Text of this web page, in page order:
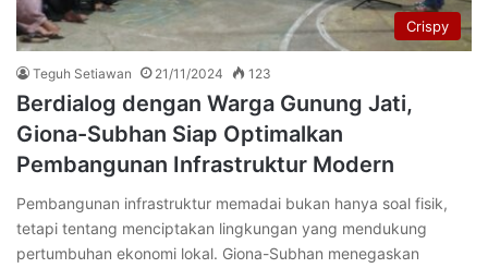
Crispy
Teguh Setiawan 21/11/2024 123
Berdialog dengan Warga Gunung Jati,
Giona-Subhan Siap Optimalkan
Pembangunan Infrastruktur Modern
Pembangunan infrastruktur memadai bukan hanya soal fisik,
tetapi tentang menciptakan lingkungan yang mendukung
pertumbuhan ekonomi lokal. Giona-Subhan menegaskan